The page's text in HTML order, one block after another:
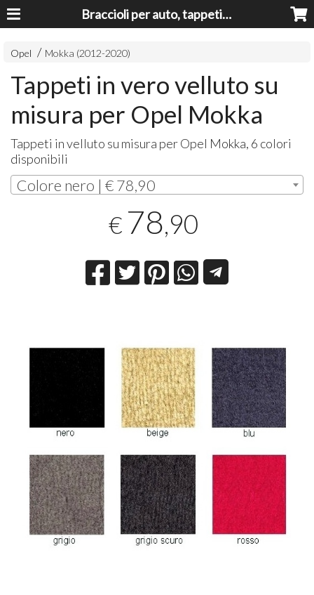
Braccioli per auto, tappeti auto, accessori auto MADE IN ITALY - Armrests, Mittelarmlehnen, Accoundoirs
Opel Mokka (2012-2020)
Tappeti in vero velluto su
misura per Opel Mokka
Tappeti in velluto su misura per Opel Mokka, 6 colori
disponibili
Colore nero | € 78,90
€ 78,90